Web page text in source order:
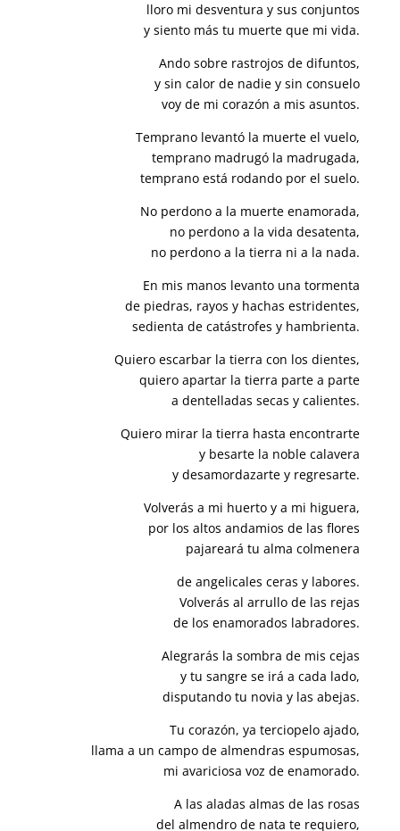
lloro mi desventura y sus conjuntos
y siento más tu muerte que mi vida.
Ando sobre rastrojos de difuntos,
y sin calor de nadie y sin consuelo
voy de mi corazón a mis asuntos.
Temprano levantó la muerte el vuelo,
temprano madrugó la madrugada,
temprano está rodando por el suelo.
No perdono a la muerte enamorada,
no perdono a la vida desatenta,
no perdono a la tierra ni a la nada.
En mis manos levanto una tormenta
de piedras, rayos y hachas estridentes,
sedienta de catástrofes y hambrienta.
Quiero escarbar la tierra con los dientes,
quiero apartar la tierra parte a parte
a dentelladas secas y calientes.
Quiero mirar la tierra hasta encontrarte
y besarte la noble calavera
y desamordazarte y regresarte.
Volverás a mi huerto y a mi higuera,
por los altos andamios de las flores
pajareará tu alma colmenera
de angelicales ceras y labores.
Volverás al arrullo de las rejas
de los enamorados labradores.
Alegrarás la sombra de mis cejas
y tu sangre se irá a cada lado,
disputando tu novia y las abejas.
Tu corazón, ya terciopelo ajado,
llama a un campo de almendras espumosas,
mi avariciosa voz de enamorado.
A las aladas almas de las rosas
del almendro de nata te requiero,